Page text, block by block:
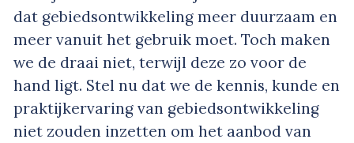
dat gebiedsontwikkeling meer duurzaam en
meer vanuit het gebruik moet. Toch maken
we de draai niet, terwijl deze zo voor de
hand ligt. Stel nu dat we de kennis, kunde en
praktijkervaring van gebiedsontwikkeling
niet zouden inzetten om het aanbod van